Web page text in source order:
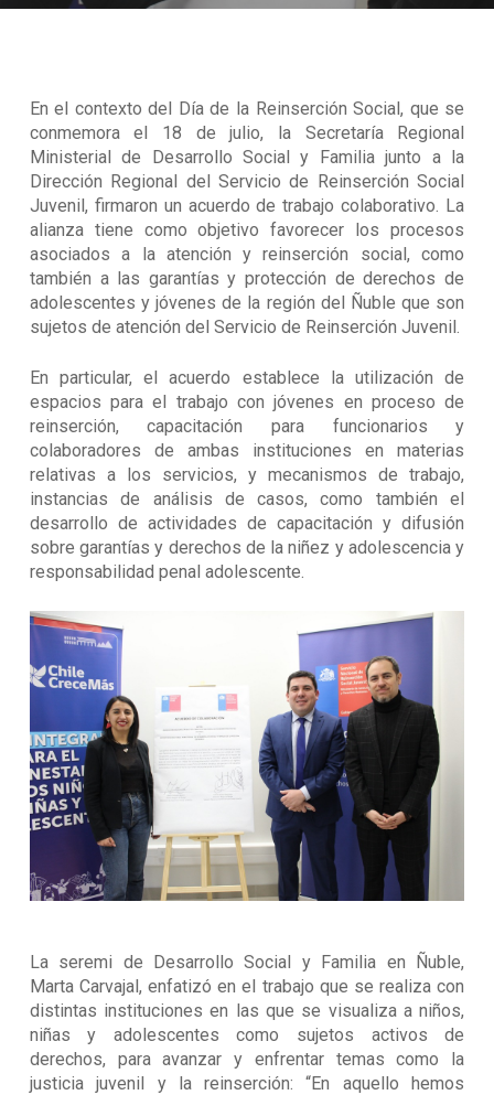
En el contexto del Día de la Reinserción Social, que se
conmemora el 18 de julio, la Secretaría Regional
Ministerial de Desarrollo Social y Familia junto a la
Dirección Regional del Servicio de Reinserción Social
Juvenil, firmaron un acuerdo de trabajo colaborativo. La
alianza tiene como objetivo favorecer los procesos
asociados a la atención y reinserción social, como
también a las garantías y protección de derechos de
adolescentes y jóvenes de la región del Ñuble que son
sujetos de atención del Servicio de Reinserción Juvenil.
En particular, el acuerdo establece la utilización de
espacios para el trabajo con jóvenes en proceso de
reinserción, capacitación para funcionarios y
colaboradores de ambas instituciones en materias
relativas a los servicios, y mecanismos de trabajo,
instancias de análisis de casos, como también el
desarrollo de actividades de capacitación y difusión
sobre garantías y derechos de la niñez y adolescencia y
responsabilidad penal adolescente.
La seremi de Desarrollo Social y Familia en Ñuble,
Marta Carvajal, enfatizó en el trabajo que se realiza con
distintas instituciones en las que se visualiza a niños,
niñas y adolescentes como sujetos activos de
derechos, para avanzar y enfrentar temas como la
justicia juvenil y la reinserción: “En aquello hemos